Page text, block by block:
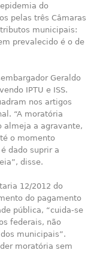
do
pelas três Câmaras
municipais:
prevalecido é o de
Geraldo
IPTU e ISS.
nos artigos
“A moratória
almeja a agravante,
o momento
dado suprir a
disse.
12/2012 do
do pagamento
pública, “cuida-se
federais, não
municipais”.
moratória sem